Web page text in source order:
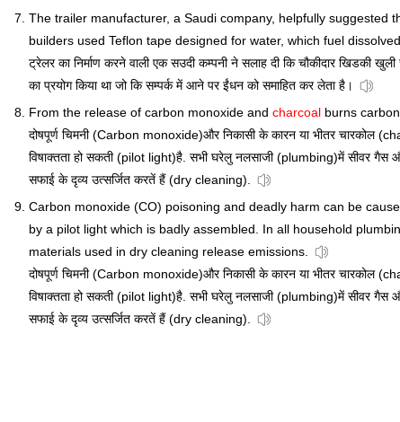
The trailer manufacturer, a Saudi company, helpfully suggested
builders used Teflon tape designed for water, which fuel
ट्रेलर का निर्माण करने वाली एक सउदी कम्पनी ने सलाह दी कि चौकीदार खिडकी
का प्रयोग किया था जो कि सम्पर्क में आने पर ईंधन को समाहित कर लेता है।
From the release of carbon monoxide and charcoal burns
दोषपूर्ण चिमनी (Carbon monoxide)और निकासी के कारन या भीतर चारकोल
विषाक्तता हो सकती (pilot light)है. सभी घरेलु नलसाजी (plumbing)में सीवर
सफाई के दृव्य उत्सर्जित करतें हैं (dry cleaning).
Carbon monoxide (CO) poisoning and deadly harm can be
by a pilot light which is badly assembled. In all household
materials used in dry cleaning release emissions.
दोषपूर्ण चिमनी (Carbon monoxide)और निकासी के कारन या भीतर चारकोल
विषाक्तता हो सकती (pilot light)है. सभी घरेलु नलसाजी (plumbing)में सीवर
सफाई के दृव्य उत्सर्जित करतें हैं (dry cleaning).